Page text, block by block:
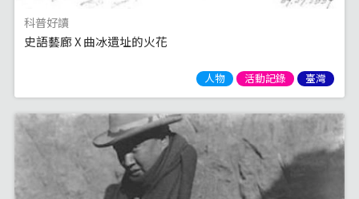
科普好讀
史語藝廊 X 曲冰遺址的火花
人物 活動記錄 臺灣